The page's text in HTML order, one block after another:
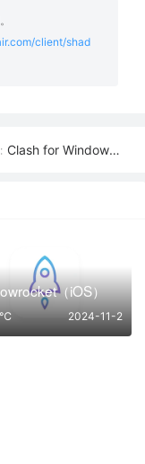
client/shad
Clash for Windows（PC版）
（iOS）
2024-11-2